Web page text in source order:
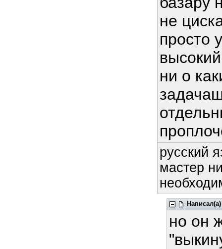
не
просто
высокий
ни о
русский
мастер
Написал(а)
но он